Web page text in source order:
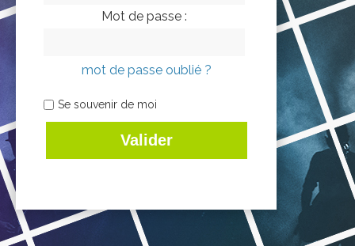
Mot de passe :
mot de passe oublié ?
Se souvenir de moi